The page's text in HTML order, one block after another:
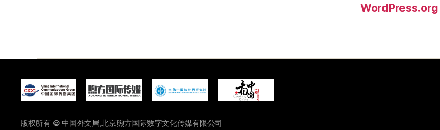
WordPress.org
版权所有 © 中国外文局,北京煦方国际数字文化传媒有限公司